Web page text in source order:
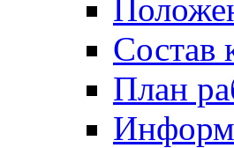
Состав
План